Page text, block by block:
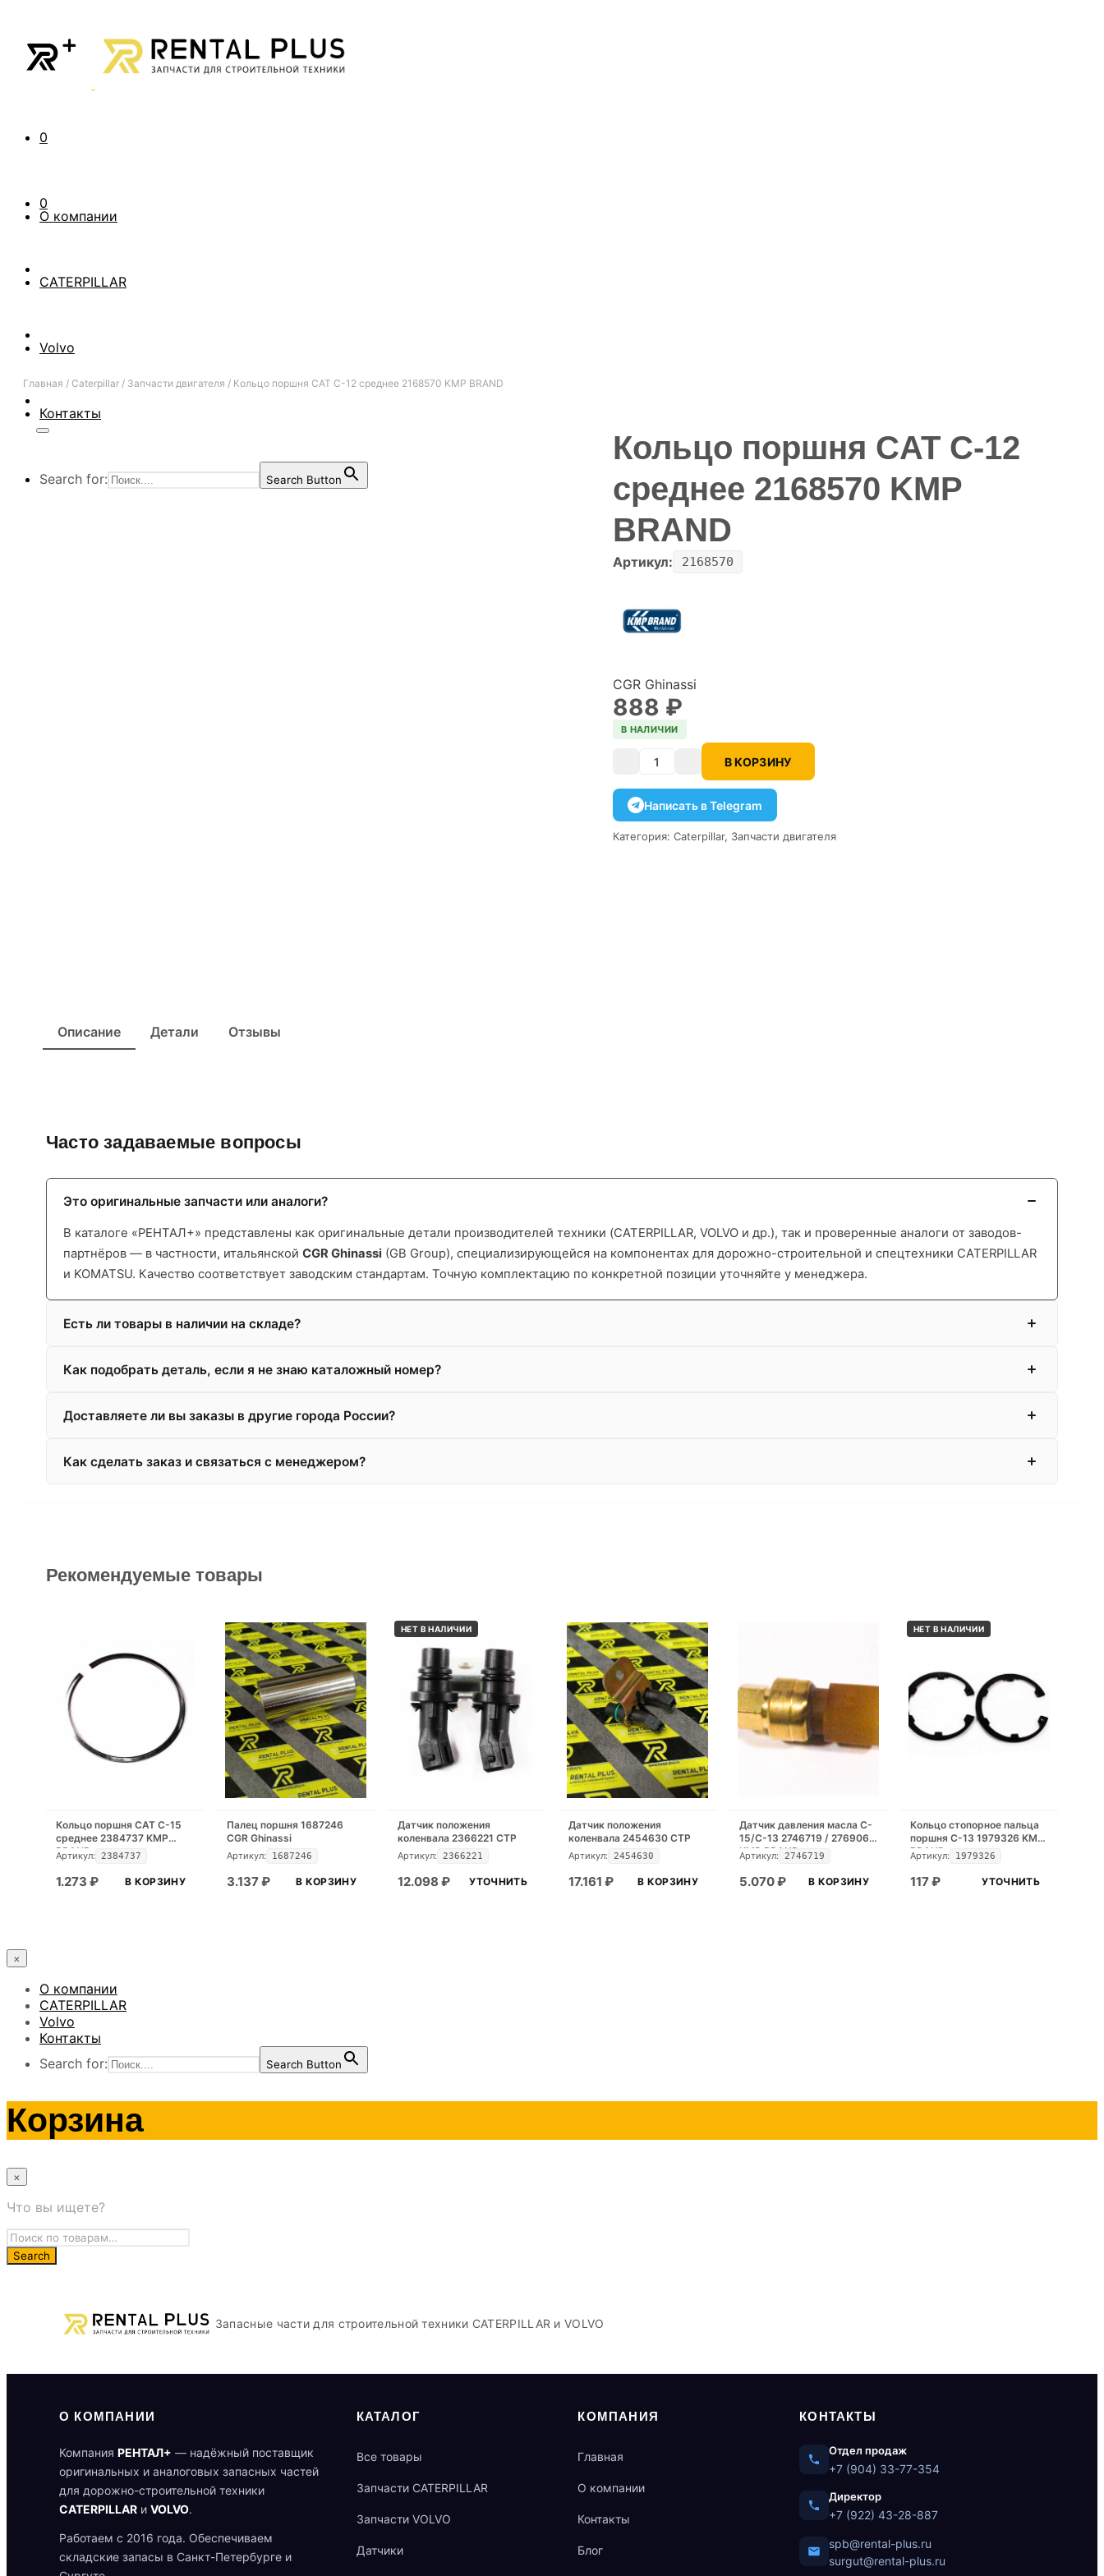
0
0
О компании
CATERPILLAR
Volvo
Контакты
Search for: Search Button
Главная / Caterpillar / Запчасти двигателя / Кольцо поршня CAT C-12 среднее 2168570 KMP BRAND
Кольцо поршня CAT C-12
среднее 2168570 KMP
BRAND
Артикул: 2168570
CGR Ghinassi
888 ₽
В НАЛИЧИИ
Количество В КОРЗИНУ
Написать в Telegram
Категория: Caterpillar, Запчасти двигателя
Описание Детали Отзывы
Часто задаваемые вопросы
Это оригинальные запчасти или аналоги?
В каталоге «РЕНТАЛ+» представлены как оригинальные детали производителей техники (CATERPILLAR, VOLVO и др.), так и проверенные аналоги от заводов-
партнёров — в частности, итальянской CGR Ghinassi (GB Group), специализирующейся на компонентах для дорожно-строительной и спецтехники CATERPILLAR
и KOMATSU. Качество соответствует заводским стандартам. Точную комплектацию по конкретной позиции уточняйте у менеджера.
Есть ли товары в наличии на складе?
Как подобрать деталь, если я не знаю каталожный номер?
Доставляете ли вы заказы в другие города России?
Как сделать заказ и связаться с менеджером?
Рекомендуемые товары
Кольцо поршня САТ С-15
среднее 2384737 KMP
BRAND
Артикул: 2384737
1.273 ₽ В КОРЗИНУ
Палец поршня 1687246
CGR Ghinassi
Артикул: 1687246
3.137₽ В КОРЗИНУ
НЕТ В НАЛИЧИИ
Датчик положения
коленвала 2366221 CTP
Артикул: 2366221
12.098 ₽ УТОЧНИТЬ
Датчик положения
коленвала 2454630 CTP
Артикул: 2454630
17.161 ₽ В КОРЗИНУ
Датчик давления масла C-
15/C-13 2746719 / 2769067
KMP BRAND
Артикул: 2746719
5.070₽ В КОРЗИНУ
НЕТ В НАЛИЧИИ
Кольцо стопорное пальца
поршня C-13 1979326 KMP
BRAND
Артикул: 1979326
117₽ УТОЧНИТЬ
×
О компании
CATERPILLAR
Volvo
Контакты
Search for:
Search Button
Корзина
×
Что вы ищете?
Запасные части для строительной техники CATERPILLAR и VOLVO
О КОМПАНИИ
Компания РЕНТАЛ+ — надёжный поставщик
оригинальных и аналоговых запасных частей
для дорожно-строительной техники
CATERPILLAR и VOLVO.
Работаем с 2016 года. Обеспечиваем
складские запасы в Санкт-Петербурге и
КАТАЛОГ
Все товары
Запчасти CATERPILLAR
Запчасти VOLVO
Датчики
КОМПАНИЯ
Главная
О компании
Контакты
Блог
КОНТАКТЫ
Отдел продаж
+7 (904) 33-77-354
Директор
+7 (922) 43-28-887
spb@rental-plus.ru
surgut@rental-plus.ru